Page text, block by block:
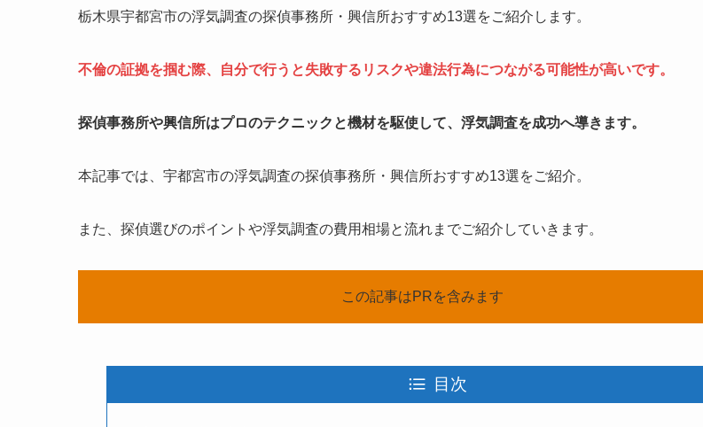
栃木県宇都宮市の浮気調査の探偵事務所・興信所おすすめ13選をご紹介します。
不倫の証拠を掴む際、自分で行うと失敗するリスクや違法行為につながる可能性が高いです。
探偵事務所や興信所はプロのテクニックと機材を駆使して、浮気調査を成功へ導きます。
本記事では、宇都宮市の浮気調査の探偵事務所・興信所おすすめ13選をご紹介。
また、探偵選びのポイントや浮気調査の費用相場と流れまでご紹介していきます。
この記事はPRを含みます
目次